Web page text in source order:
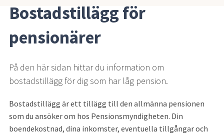
Bostadstillägg för
pensionärer
På den här sidan hittar du information om
bostadstillägg för dig som har låg pension.
Bostadstillägg är ett tillägg till den allmänna pensionen
som du ansöker om hos Pensionsmyndigheten. Din
boendekostnad, dina inkomster, eventuella tillgångar och